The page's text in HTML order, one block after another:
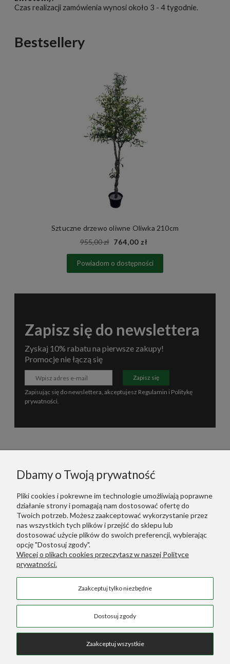
Czas realizacji zamówienia wynosi około 3 - 4 tygodnie.
Bestsellery
Sztuczne drzewo oliwne Oliwka 210cm
955,00 zł 764,00 zł
Powiadom o dostępności
Zapisz się do newslettera
Zyskaj 10% rabatu na pierwsze zakupy!
Promocje nie łączą się
Zapisz się
Zapisując się do newslettera, akceptujesz Regulamin i Politykę
prywatności.
Warunki Zakupów
Dodatkowe Linki
Sztuczne Rośliny::Sztuczne Palmy
COPYRIGHT © 2026 SKLEP GREEN DESIGNERS
Dbamy o Twoją prywatność
Pliki cookies i pokrewne im technologie umożliwiają poprawne
działanie strony i pomagają nam dostosować ofertę do
Twoich potrzeb. Możesz zaakceptować wykorzystanie przez
nas wszystkich tych plików i przejść do sklepu lub
dostosować użycie plików do swoich preferencji, wybierając
opcję "Dostosuj zgody".
Więcej o plikach cookies przeczytasz w naszej Polityce
prywatności.
Zaakceptuj tylko niezbędne
Dostosuj zgody
Zaakceptuj wszystkie